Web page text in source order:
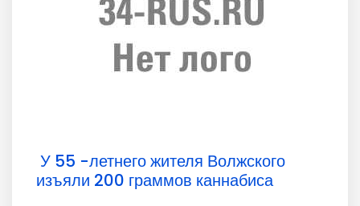
У 55 -летнего жителя Волжского
изъяли 200 граммов каннабиса